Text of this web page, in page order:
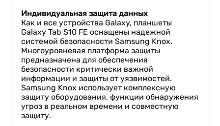
Индивидуальная защита данных
Как и все устройства Galaxy, планшеты
Galaxy Tab S10 FE оснащены надежной
системой безопасности Samsung Knox.
Многоуровневая платформа защиты
предназначена для обеспечения
безопасности критически важной
информации и защиты от уязвимостей.
Samsung Knox использует комплексную
защиту оборудования, функции обнаружения
угроз в реальном времени и совместную
защиту.